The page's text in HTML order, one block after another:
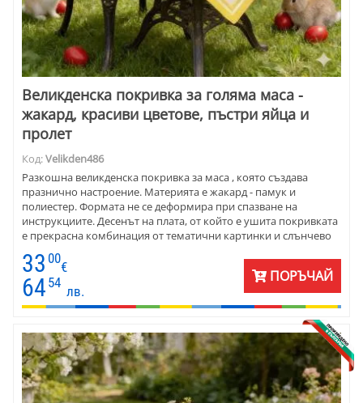
Великденска покривка за голяма маса -
жакард, красиви цветове, пъстри яйца и
пролет
Код:Velikden486
Разкошна великденска покривка за маса , която създава
празнично настроение. Материята е жакард - памук и
полиестер. Формата не се деформира при спазване на
инструкциите. Десенът на плата, от който е ушита покривката
е прекрасна комбинация от тематични картинки и слънчево
жълто. Цветя, боядисани яйца, малки жълтурковци и много
настроение - това е великденската покривка.
33 00
€
64 54
лв.
ПОРЪЧАЙ